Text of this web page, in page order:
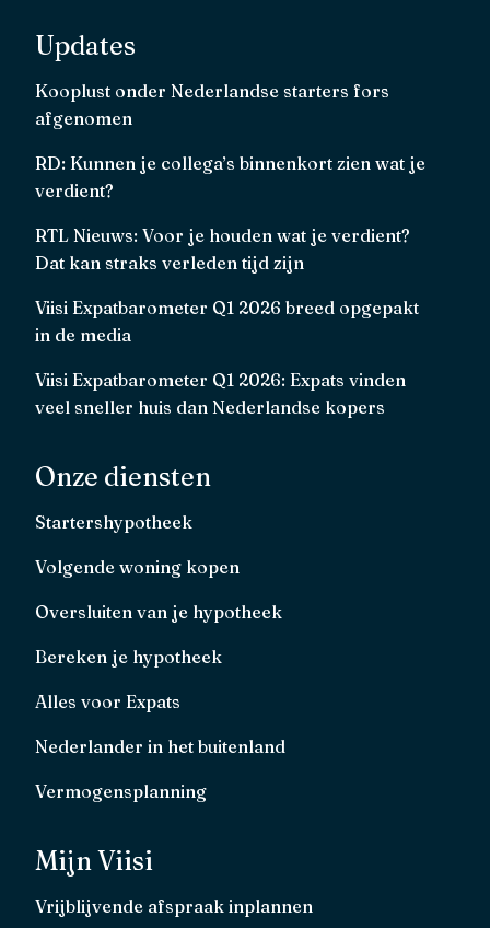
Updates
Kooplust onder Nederlandse starters fors
afgenomen
RD: Kunnen je collega’s binnenkort zien wat je
verdient?
RTL Nieuws: Voor je houden wat je verdient?
Dat kan straks verleden tijd zijn
Viisi Expatbarometer Q1 2026 breed opgepakt
in de media
Viisi Expatbarometer Q1 2026: Expats vinden
veel sneller huis dan Nederlandse kopers
Onze diensten
Startershypotheek
Volgende woning kopen
Oversluiten van je hypotheek
Bereken je hypotheek
Alles voor Expats
Nederlander in het buitenland
Vermogensplanning
Mijn Viisi
Vrijblijvende afspraak inplannen